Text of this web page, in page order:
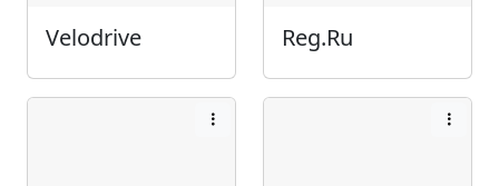
Velodrive Reg.Ru